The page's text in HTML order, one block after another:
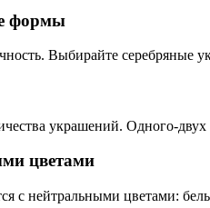
формы
Выбирайте серебряные
украшений. Одного-двух
цветами
с нейтральными цветами: